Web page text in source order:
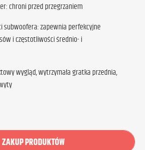
chroni przed przegrzaniem
subwoofera: zapewnia perfekcyjne
i częstotliwości średnio- i
wygląd, wytrzymała gratka przednia,
ZAKUP PRODUKTÓW